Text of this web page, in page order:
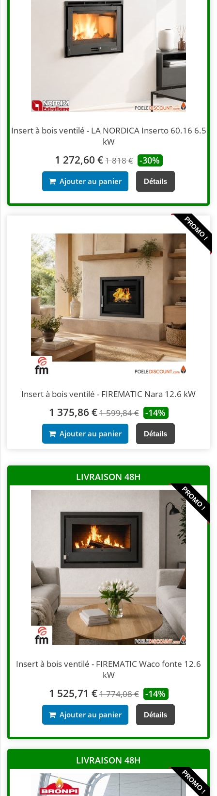
Insert à bois ventilé - LA NORDICA Inserto 60.16 6.5
kW
1 272,60 €1 818 € -30%
Ajouter au panier Détails
PROMO !
Insert à bois ventilé - FIREMATIC Nara 12.6 kW
1 375,86 €1 599,84 € -14%
Ajouter au panier Détails
LIVRAISON 48H
PROMO !
Insert à bois ventilé - FIREMATIC Waco fonte 12.6
kW
1 525,71 €1 774,08 € -14%
Ajouter au panier Détails
LIVRAISON 48H
PROMO !